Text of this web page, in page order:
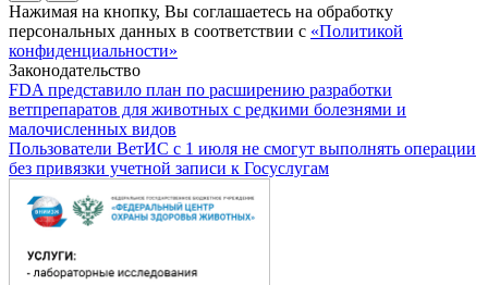
Нажимая на кнопку, Вы соглашаетесь на обработку
персональных данных в соответствии с «Политикой
конфиденциальности»
Законодательство
FDA представило план по расширению разработки
ветпрепаратов для животных с редкими болезнями и
малочисленных видов
Пользователи ВетИС с 1 июля не смогут выполнять операции
без привязки учетной записи к Госуслугам